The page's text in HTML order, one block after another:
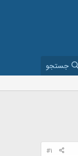
جستجو
#1